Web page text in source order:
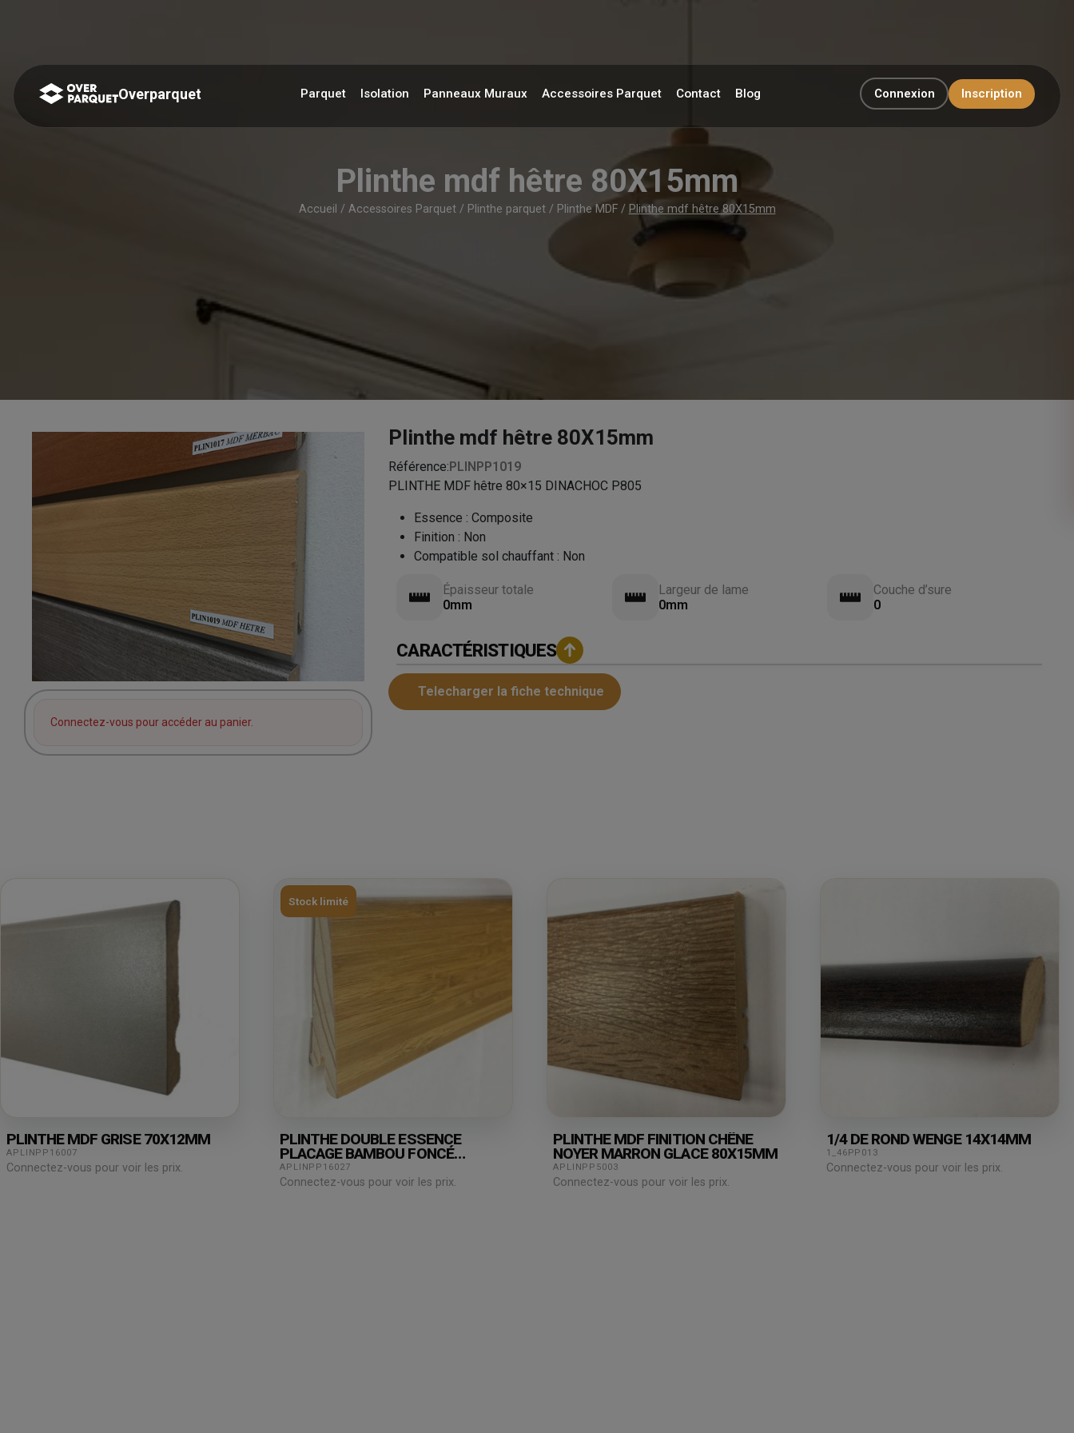
Overparquet Parquet Isolation Panneaux Muraux Accessoires Parquet Contact Blog Connexion Inscription
Plinthe mdf hêtre 80X15mm
Accueil / Accessoires Parquet/ Plinthe parquet/ Plinthe MDF/ Plinthe mdf hêtre 80X15mm
Connectez-vous pour accéder au panier.
Plinthe mdf hêtre 80X15mm
Référence:PLINPP1019
PLINTHE MDF hêtre 80×15 DINACHOC P805
Essence :Composite
Finition : Non
Compatible sol chauffant : Non
Épaisseur totale
0mm
Largeur de lame
0mm
Couche d’sure
0
CARACTÉRISTIQUES
Telecharger la fiche technique
PLINTHE MDF GRISE 70X12MM
APLINPP16007
Connectez-vous pour voir les prix.
Stock limité
PLINTHE DOUBLE ESSENCE
PLACAGE BAMBOU FONCÉ
80X15X2500MM
APLINPP16027
Connectez-vous pour voir les prix.
PLINTHE MDF FINITION CHÊNE
NOYER MARRON GLACE 80X15MM
APLINPP5003
Connectez-vous pour voir les prix.
1/4 DE ROND WENGE 14X14MM
1_46PP013
Connectez-vous pour voir les prix.